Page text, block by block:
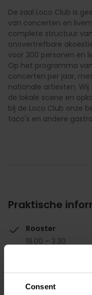
Consent
De zaal Loco Club is
van concerten en
complete structuur
onovertrefbare
voor 300 personen en
Op het programma
concerten per jaar,
nationale artiesten. Wij
de lokale scene en
bij de Loco Club onze
taco's en andere
Praktische
Rooster
19.00 – 3.30